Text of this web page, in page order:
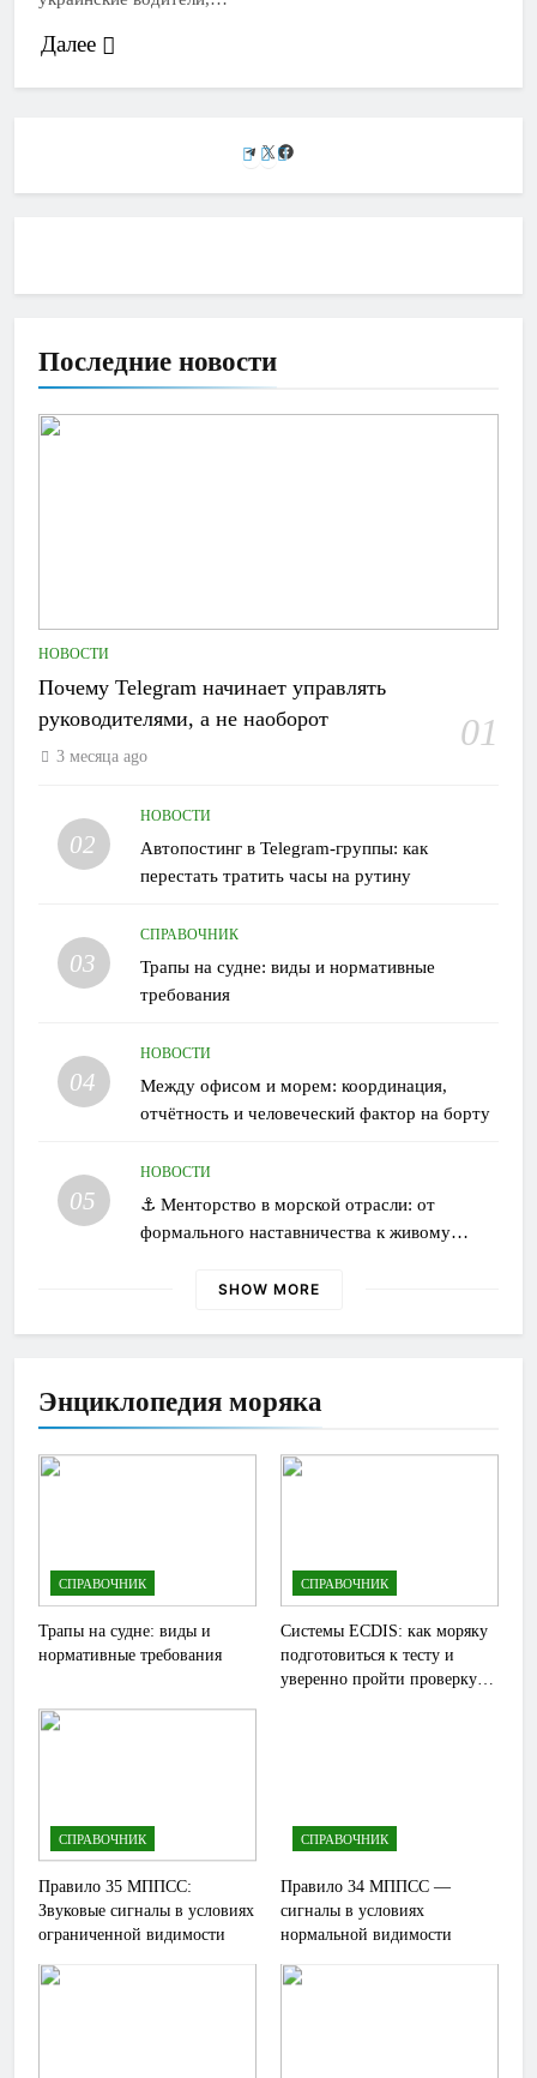
Далее
Telegram
X
Последние новости
НОВОСТИ
Почему Telegram начинает управлять
руководителями, а не наоборот
01
3 месяца ago
02
НОВОСТИ
Автопостинг в Telegram-группы: как
перестать тратить часы на рутину
03
СПРАВОЧНИК
Трапы на судне: виды и нормативные
требования
04
НОВОСТИ
Между офисом и морем: координация,
отчётность и человеческий фактор на борту
05
НОВОСТИ
⚓ Менторство в морской отрасли: от
формального наставничества к живому
SHOW MORE
Энциклопедия моряка
СПРАВОЧНИК
Трапы на судне: виды и
нормативные требования
СПРАВОЧНИК
Системы ECDIS: как моряку
подготовиться к тесту и
уверенно пройти проверку
СПРАВОЧНИК
Правило 35 МППСС:
Звуковые сигналы в условиях
ограниченной видимости
СПРАВОЧНИК
Правило 34 МППСС —
сигналы в условиях
нормальной видимости